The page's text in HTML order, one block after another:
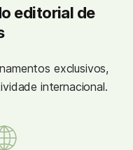
editorial de
exclusivos,
internacional.